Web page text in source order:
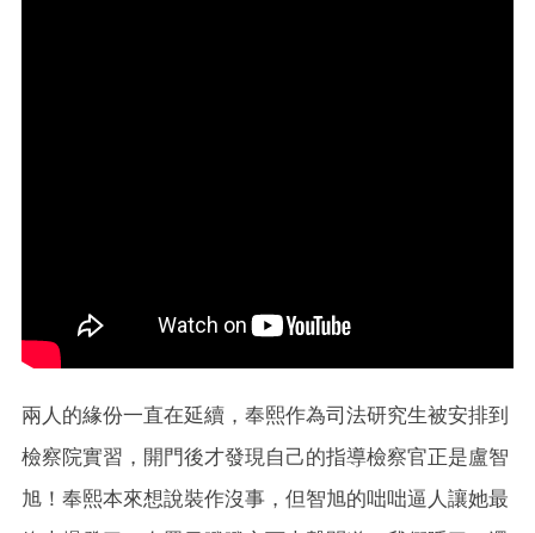
兩人的緣份一直在延續，奉熙作為司法研究生被安排到
檢察院實習，開門後才發現自己的指導檢察官正是盧智
旭！奉熙本來想說裝作沒事，但智旭的咄咄逼人讓她最